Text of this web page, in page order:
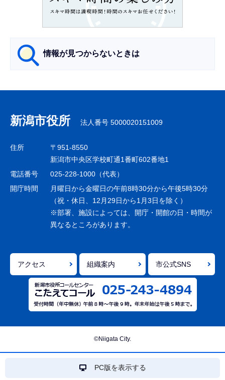
情報が見つからないときは
ナ
ビ
ゲ
シ
ョ
で
新潟市役所 法人番号 5000020151009
住所
〒951-8550
新潟市中央区学校町通1番町602番地1
電話番号
025-228-1000（代表）
開庁時間
月曜日から金曜日の午前8時30分から午後5時30分
（祝・休日、12月29日から1月3日を除く）
※部署、施設によっては、開庁・開館の日・時間が
異なるところがあります。
アクセス 組織案内 市公式SNS
©Niigata City.
PC版を表示する